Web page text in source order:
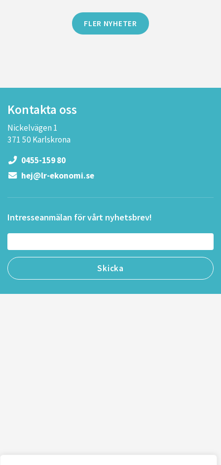
FLER NYHETER
Kontakta oss
Nickelvägen 1
371 50 Karlskrona
0455-159 80
hej@lr-ekonomi.se
Intresseanmälan för vårt nyhetsbrev!